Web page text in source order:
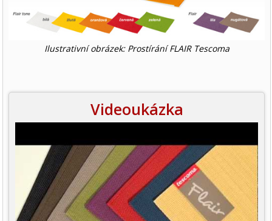
Ilustrativní obrázek: Prostírání FLAIR Tescoma
Videoukázka